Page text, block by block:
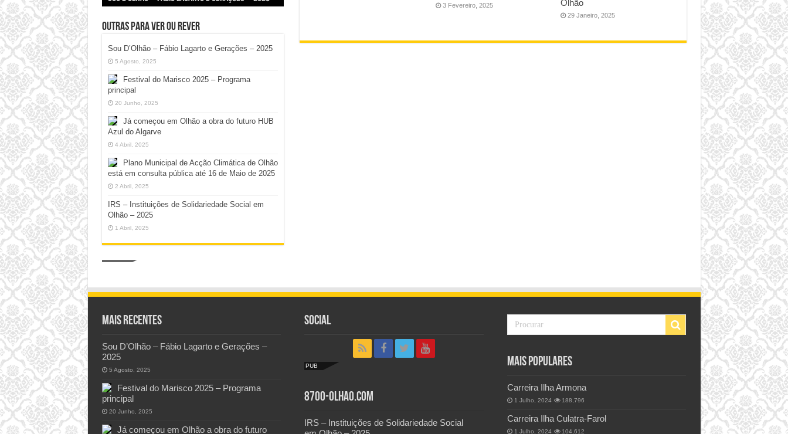
3 Fevereiro, 2025
Olhão
29 Janeiro, 2025
Outras para ver ou rever
Sou D’Olhão – Fábio Lagarto e Gerações – 2025
5 Agosto, 2025
Festival do Marisco 2025 – Programa
principal
20 Junho, 2025
Já começou em Olhão a obra do futuro HUB
Azul do Algarve
4 Abril, 2025
Plano Municipal de Acção Climática de Olhão
está em consulta pública até 16 de Maio de 2025
2 Abril, 2025
IRS – Instituições de Solidariedade Social em
Olhão – 2025
1 Abril, 2025
Mais Recentes
Sou D’Olhão – Fábio Lagarto e Gerações –
2025
5 Agosto, 2025
Festival do Marisco 2025 – Programa
principal
20 Junho, 2025
Já começou em Olhão a obra do futuro
Social
PUB
8700-Olhao.com
IRS – Instituições de Solidariedade Social
Mais Populares
Carreira Ilha Armona
1 Julho, 2024 188,796
Carreira Ilha Culatra-Farol
1 Julho, 2024 104,612